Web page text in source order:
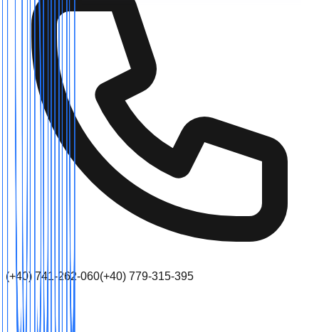
(+40) 741-262-060(+40) 779-315-395